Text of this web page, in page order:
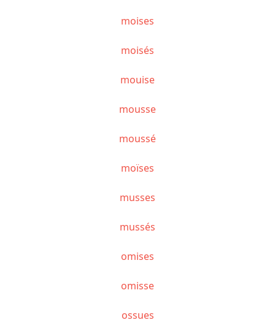
moises
moisés
mouise
mousse
moussé
moïses
musses
mussés
omises
omisse
ossues